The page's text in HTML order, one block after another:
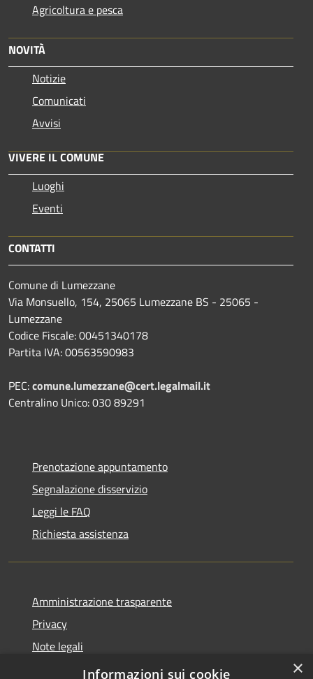
Agricoltura e pesca
NOVITÀ
Notizie
Comunicati
Avvisi
VIVERE IL COMUNE
Luoghi
Eventi
CONTATTI
Comune di Lumezzane
Via Monsuello, 154, 25065 Lumezzane BS - 25065 -
Lumezzane
Codice Fiscale: 00451340178
Partita IVA: 00563590983
PEC:comune.lumezzane@cert.legalmail.it
Centralino Unico: 030 89291
Prenotazione appuntamento
Segnalazione disservizio
Leggi le FAQ
Richiesta assistenza
Amministrazione trasparente
Privacy
Note legali
Dichiarazione di accessibilità
×
Informazioni sui cookie